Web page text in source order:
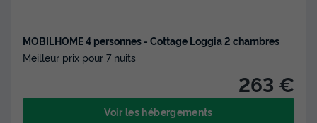
MOBILHOME 4 personnes - Cottage Loggia 2 chambres
Meilleur prix pour 7 nuits
263 €
Voir les hébergements